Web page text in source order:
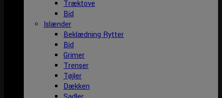
Træktove
Bid
Islænder
Beklædning Rytter
Bid
Grimer
Trenser
Tøjler
Dækken